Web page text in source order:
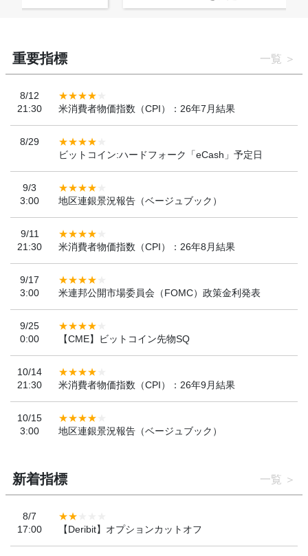
重要指標 一覧
8/12
21:30
米消費者物価指数（CPI）：26年7月結果
8/29
ビットコイン:ハードフォーク「eCash」予定日
9/3
3:00
地区連銀景況報告（ベージュブック）
9/11
21:30
米消費者物価指数（CPI）：26年8月結果
9/17
3:00
米連邦公開市場委員会（FOMC）政策金利発表
9/25
0:00
【CME】ビットコイン先物SQ
10/14
21:30
米消費者物価指数（CPI）：26年9月結果
10/15
3:00
地区連銀景況報告（ベージュブック）
新着指標 一覧
8/7
17:00
【Deribit】オプションカットオフ